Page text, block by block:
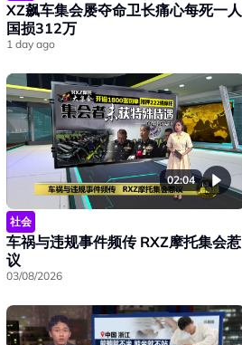
XZ飙车集会屡夺命卫长痛心每死一人
国损312万
1 day ago
02:04
社会
车祸与违规事件频传 RXZ摩托集会惹
议
03/08/2026